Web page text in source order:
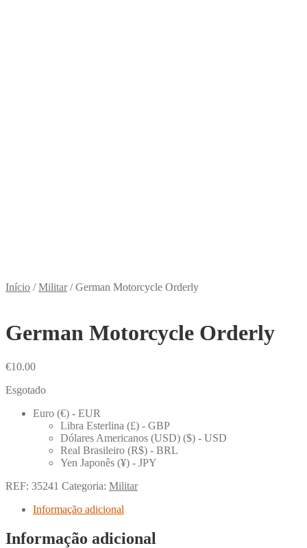
Início /Militar/German Motorcycle Orderly
German Motorcycle Orderly
€10.00
Esgotado
Euro (€) - EUR
Libra Esterlina (£) - GBP
Dólares Americanos (USD) ($) - USD
Real Brasileiro (R$) - BRL
Yen Japonês (¥) - JPY
REF: 35241 Categoria: Militar
Informação adicional
Informação adicional